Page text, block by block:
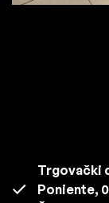
Trgovački
Poniente,